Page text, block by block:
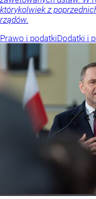
którykolwiek z
rządów.
Prawo i podatkiDodatki i